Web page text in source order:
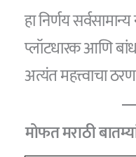
हा निर्णय
प्लॉटधारक आणि
अत्यंत महत्त्वाचा
मोफत मराठी